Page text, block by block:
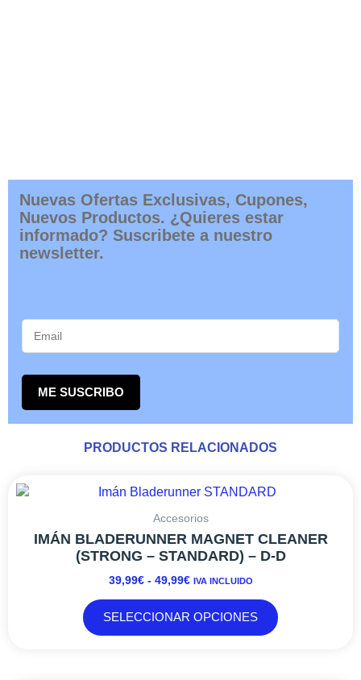
Nuevas Ofertas Exclusivas, Cupones,
Nuevos Productos. ¿Quieres estar
informado? Suscribete a nuestro
newsletter.
ME SUSCRIBO
PRODUCTOS RELACIONADOS
Accesorios
IMÁN BLADERUNNER MAGNET CLEANER
(STRONG – STANDARD) – D-D
39,99€ - 49,99€
DE
PRECIOS:
DESDE
39,99€
49,99€
IVA INCLUIDO
SELECCIONAR OPCIONES
múltiples
variantes.
pueden